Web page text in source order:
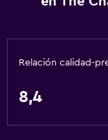
Gel de ducha
Acondicionador
Relación calidad-
8,4